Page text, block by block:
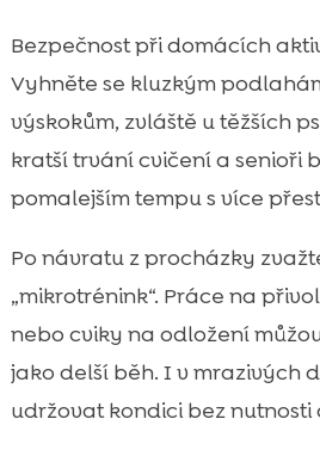
Bezpečnost při domácích
Vyhněte se kluzkým
výskokům, zvláště u těžších
kratší trvání cvičení a senioři
pomalejším tempu s více
Po návratu z procházky
„mikrotrénink“. Práce na
nebo cviky na odložení
jako delší běh. I v mrazivých
udržovat kondici bez